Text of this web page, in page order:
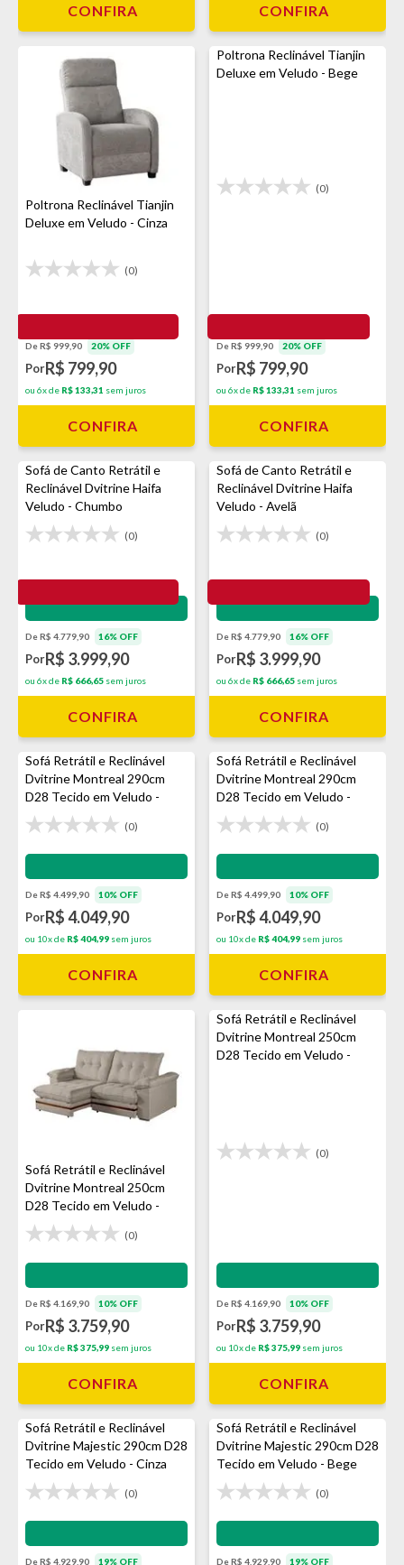
CONFIRA CONFIRA
Poltrona Reclinável Tianjin
Deluxe em Veludo - Cinza
(0)
De R$ 999,90 20% OFF
PorR$ 799,90
ou 6x de R$ 133,31 sem juros
CONFIRA
Poltrona Reclinável Tianjin
Deluxe em Veludo - Bege
(0)
De R$ 999,90 20% OFF
PorR$ 799,90
ou 6x de R$ 133,31 sem juros
CONFIRA
Sofá de Canto Retrátil e
Reclinável Dvitrine Haifa
Veludo - Chumbo
(0)
Impermeabilização - VEDA
De R$ 4.779,90 16% OFF
PorR$ 3.999,90
ou 6x de R$ 666,65 sem juros
CONFIRA
Sofá de Canto Retrátil e
Reclinável Dvitrine Haifa
Veludo - Avelã
(0)
Impermeabilização - VEDA
De R$ 4.779,90 16% OFF
PorR$ 3.999,90
ou 6x de R$ 666,65 sem juros
CONFIRA
Sofá Retrátil e Reclinável
Dvitrine Montreal 290cm
D28 Tecido em Veludo -
Avelã
(0)
Impermeabilização - VEDA
De R$ 4.499,90 10% OFF
PorR$ 4.049,90
ou 10x de R$ 404,99 sem juros
CONFIRA
Sofá Retrátil e Reclinável
Dvitrine Montreal 290cm
D28 Tecido em Veludo -
Prata
(0)
Impermeabilização - VEDA
De R$ 4.499,90 10% OFF
PorR$ 4.049,90
ou 10x de R$ 404,99 sem juros
CONFIRA
Sofá Retrátil e Reclinável
Dvitrine Montreal 250cm
D28 Tecido em Veludo -
Avelã
(0)
Impermeabilização - VEDA
De R$ 4.169,90 10% OFF
PorR$ 3.759,90
ou 10x de R$ 375,99 sem juros
CONFIRA
Sofá Retrátil e Reclinável
Dvitrine Montreal 250cm
D28 Tecido em Veludo -
(0)
Impermeabilização - VEDA
De R$ 4.169,90 10% OFF
PorR$ 3.759,90
ou 10x de R$ 375,99 sem juros
CONFIRA
Sofá Retrátil e Reclinável
Dvitrine Majestic 290cm D28
Tecido em Veludo - Cinza
(0)
Impermeabilização - VEDA
De R$ 4.929,90 19% OFF
Sofá Retrátil e Reclinável
Dvitrine Majestic 290cm D28
Tecido em Veludo - Bege
(0)
Impermeabilização - VEDA
De R$ 4.929,90 19% OFF